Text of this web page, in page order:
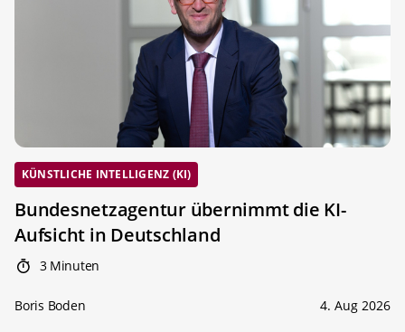
KÜNSTLICHE INTELLIGENZ (KI)
Bundesnetzagentur übernimmt die KI-
Aufsicht in Deutschland
3 Minuten
Boris Boden 4. Aug 2026